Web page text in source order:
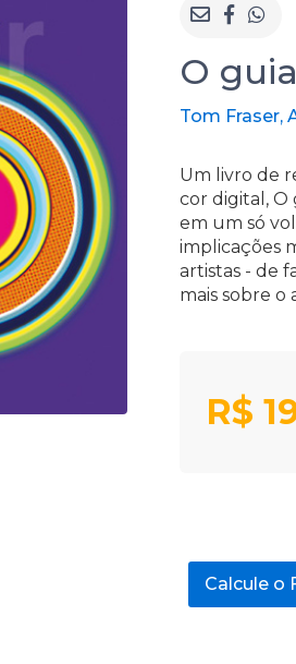
O
Tom Fraser,
Um livro de
cor digital, O
em um só
implicações
artistas - de
mais sobre o
R$
Calcule o